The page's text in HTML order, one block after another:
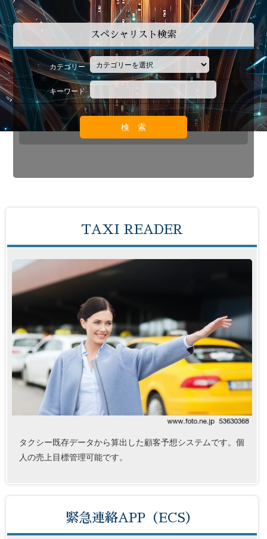
スペシャリスト検索
カテゴリー
キーワード
TAXI READER
タクシー既存データから算出した顧客予想システムです。個
人の売上目標管理可能です。
緊急連絡APP（ECS）